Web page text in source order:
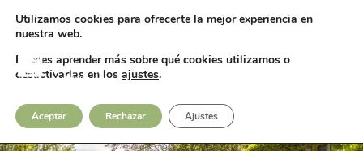
FotosContacto
Utilizamos cookies para ofrecerte la mejor experiencia en
nuestra web.
Puedes aprender más sobre qué cookies utilizamos o
desactivarlas en los ajustes.
Aceptar Rechazar Ajustes